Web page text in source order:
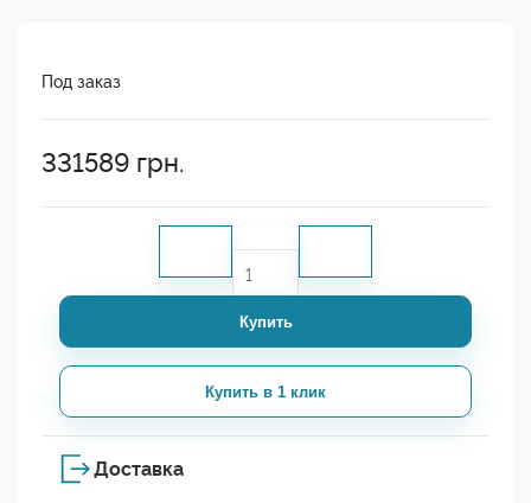
Под заказ
331589 грн.
Купить
Купить в 1 клик
Доставка